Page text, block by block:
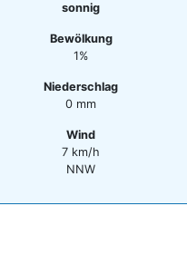
sonnig
Bewölkung
1%
Niederschlag
0 mm
Wind
7 km/h
NNW